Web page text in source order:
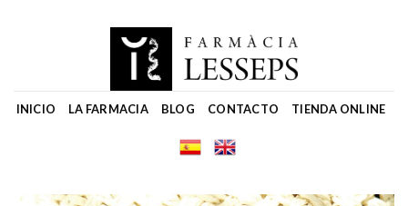
INICIO LA FARMACIA BLOG CONTACTO TIENDA ONLINE